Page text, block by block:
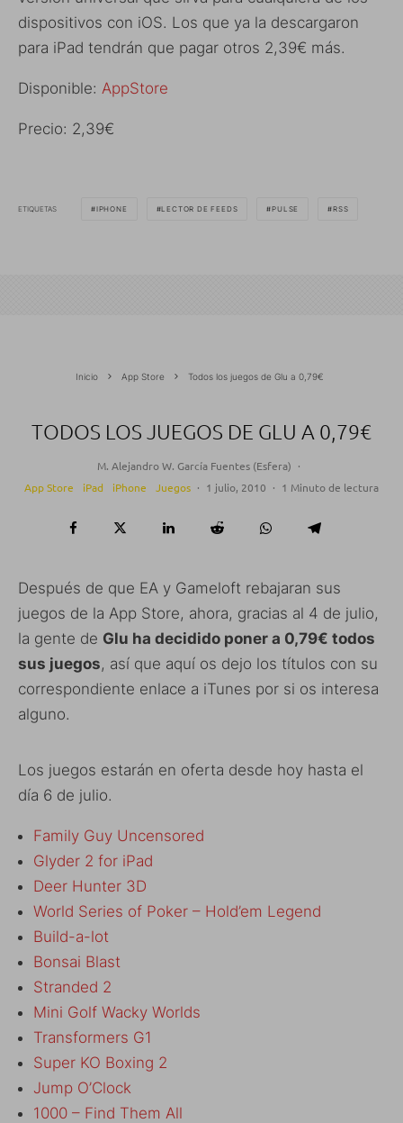
dispositivos con iOS. Los que ya la descargaron
para iPad tendrán que pagar otros 2,39€ más.
Disponible: AppStore
Precio: 2,39€
ETIQUETAS IPHONE LECTOR DE FEEDS PULSE RSS
Inicio App Store Todos los juegos de Glu a 0,79€
TODOS LOS JUEGOS DE GLU A 0,79€
M. Alejandro W. García Fuentes (Esfera) ·
App Store
iPad iPhone Juegos · 1 julio, 2010 · 1 Minuto de lectura
Después de que EA y Gameloft rebajaran sus
juegos de la App Store, ahora, gracias al 4 de julio,
la gente de Glu ha decidido poner a 0,79€ todos
sus juegos, así que aquí os dejo los títulos con su
correspondiente enlace a iTunes por si os interesa
alguno.
Los juegos estarán en oferta desde hoy hasta el
día 6 de julio.
Family Guy Uncensored
Glyder 2 for iPad
Deer Hunter 3D
World Series of Poker – Hold’em Legend
Build-a-lot
Bonsai Blast
Stranded 2
Mini Golf Wacky Worlds
Transformers G1
Super KO Boxing 2
Jump O’Clock
1000 – Find Them All